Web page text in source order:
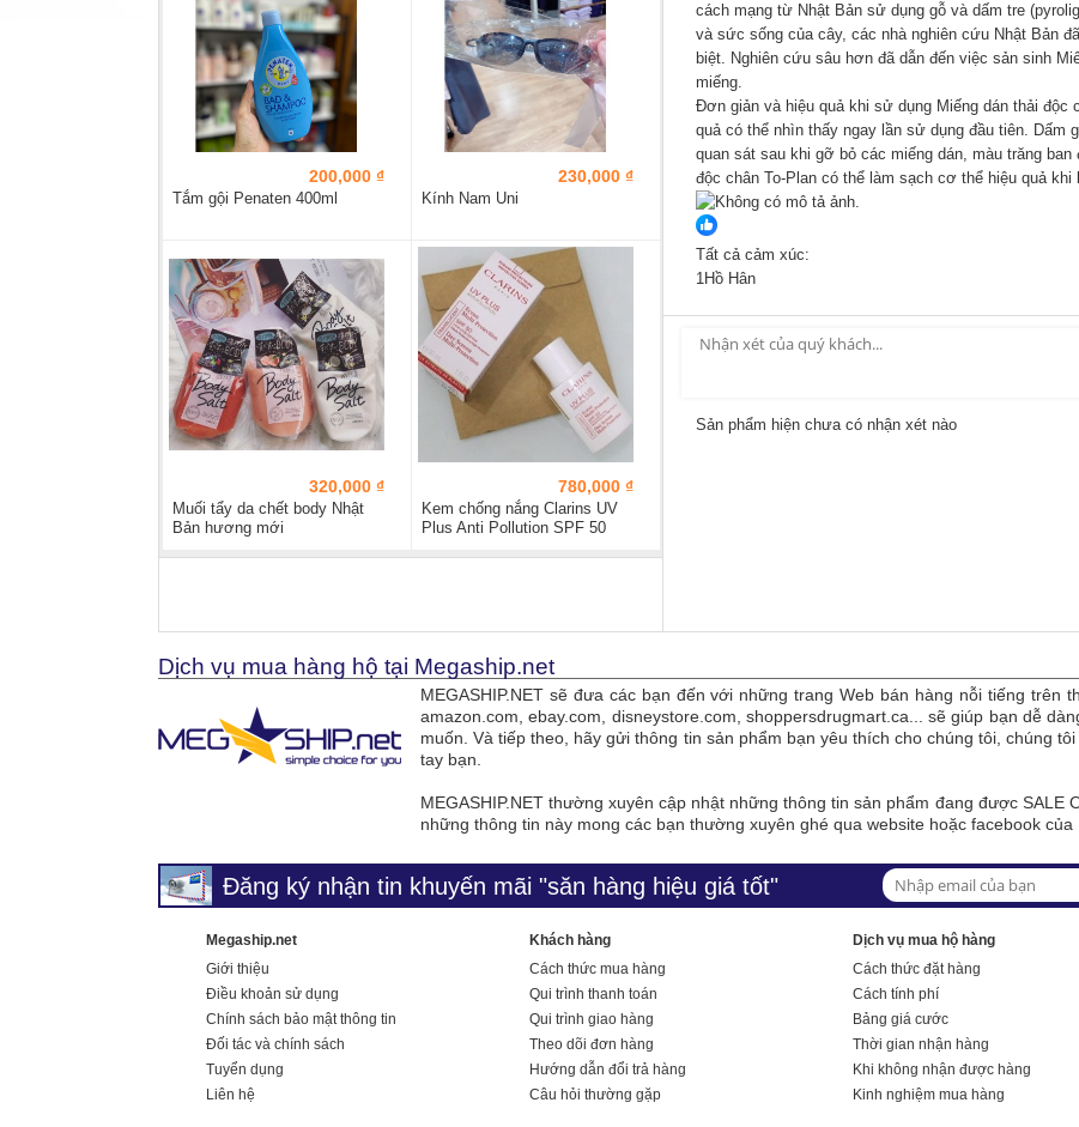
200,000 ₫
Tắm gội Penaten 400ml
230,000 ₫
Kính Nam Uni
320,000 ₫
Muối tẩy da chết body Nhật
Bản hương mới
780,000 ₫
Kem chống nắng Clarins UV
Plus Anti Pollution SPF 50
cách mạng từ Nhật Bản sử dụng gỗ và dấm tre
và sức sống của cây, các nhà nghiên cứu Nhật Bản
biệt. Nghiên cứu sâu hơn đã dẫn đến việc sản sinh
miếng.
Đơn giản và hiệu quả khi sử dụng Miếng dán thải độc
quả có thể nhìn thấy ngay lần sử dụng đầu tiên. Dấm
quan sát sau khi gỡ bỏ các miếng dán, màu trăng
độc chân To-Plan có thể làm sạch cơ thể hiệu quả khi
Tất cả cảm xúc:
1Hồ Hân
Sản phẩm hiện chưa có nhận xét nào
Dịch vụ mua hàng hộ tại Megaship.net
MEGASHIP.NET sẽ đưa các bạn đến với những trang Web bán hàng nỗi tiếng trên
amazon.com, ebay.com, disneystore.com, shoppersdrugmart.ca... sẽ giúp bạn dễ
muốn. Và tiếp theo, hãy gửi thông tin sản phẩm bạn yêu thích cho chúng tôi, chúng
tay bạn.
MEGASHIP.NET thường xuyên cập nhật những thông tin sản phẩm đang được SALE
những thông tin này mong các bạn thường xuyên ghé qua website hoặc facebook của
Đăng ký nhận tin khuyến mãi "săn hàng hiệu giá tốt"
Megaship.net
Giới thiệu
Điều khoản sử dụng
Chính sách bảo mật thông tin
Đối tác và chính sách
Tuyển dụng
Liên hệ
Khách hàng
Cách thức mua hàng
Qui trình thanh toán
Qui trình giao hàng
Theo dõi đơn hàng
Hướng dẫn đổi trả hàng
Câu hỏi thường gặp
Dịch vụ mua hộ hàng
Cách thức đặt hàng
Cách tính phí
Bảng giá cước
Thời gian nhận hàng
Khi không nhận được hàng
Kinh nghiệm mua hàng